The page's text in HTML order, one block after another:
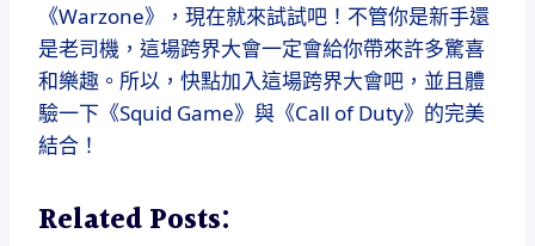
《Warzone》，現在就來試試吧！不管你是新手還
是老司機，這場跨界大會一定會給你帶來許多驚喜
和樂趣。所以，快點加入這場跨界大會吧，並且體
驗一下《Squid Game》與《Call of Duty》的完美
結合！
Related Posts: